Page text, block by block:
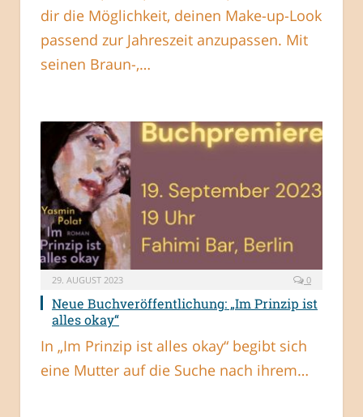
dir die Möglichkeit, deinen Make-up-Look
passend zur Jahreszeit anzupassen. Mit
seinen Braun-,…
29. AUGUST 2023 0
Neue Buchveröffentlichung: „Im Prinzip ist
alles okay“
In „Im Prinzip ist alles okay“ begibt sich
eine Mutter auf die Suche nach ihrem…